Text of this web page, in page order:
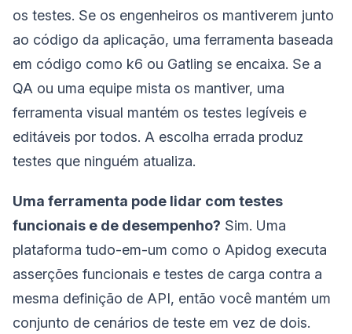
os testes. Se os engenheiros os mantiverem junto
ao código da aplicação, uma ferramenta baseada
em código como k6 ou Gatling se encaixa. Se a
QA ou uma equipe mista os mantiver, uma
ferramenta visual mantém os testes legíveis e
editáveis por todos. A escolha errada produz
testes que ninguém atualiza.
Uma ferramenta pode lidar com testes
funcionais e de desempenho? Sim. Uma
plataforma tudo-em-um como o Apidog executa
asserções funcionais e testes de carga contra a
mesma definição de API, então você mantém um
conjunto de cenários de teste em vez de dois.